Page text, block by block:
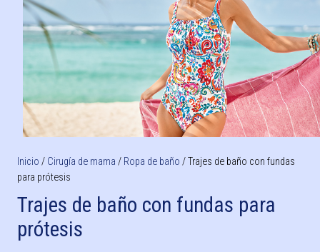
Inicio / Cirugía de mama / Ropa de baño / Trajes de baño con fundas
para prótesis
Trajes de baño con fundas para
prótesis